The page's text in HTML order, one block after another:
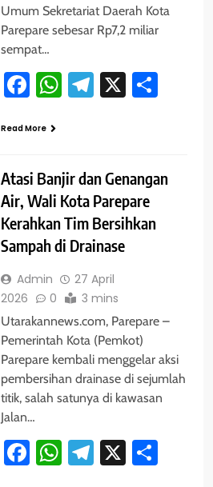
Umum Sekretariat Daerah Kota
Parepare sebesar Rp7,2 miliar
sempat…
Facebook
WhatsApp
Telegram
X
Read More
Atasi Banjir dan Genangan
Air, Wali Kota Parepare
Kerahkan Tim Bersihkan
Sampah di Drainase
Admin
27 April
2026
0 3 mins
Utarakannews.com, Parepare –
Pemerintah Kota (Pemkot)
Parepare kembali menggelar aksi
pembersihan drainase di sejumlah
titik, salah satunya di kawasan
Jalan…
Facebook
WhatsApp
Telegram
X